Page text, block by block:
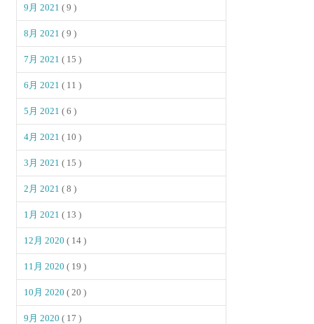
9月 2021( 9 )
8月 2021( 9 )
7月 2021( 15 )
6月 2021( 11 )
5月 2021( 6 )
4月 2021( 10 )
3月 2021( 15 )
2月 2021( 8 )
1月 2021( 13 )
12月 2020( 14 )
11月 2020( 19 )
10月 2020( 20 )
9月 2020( 17 )